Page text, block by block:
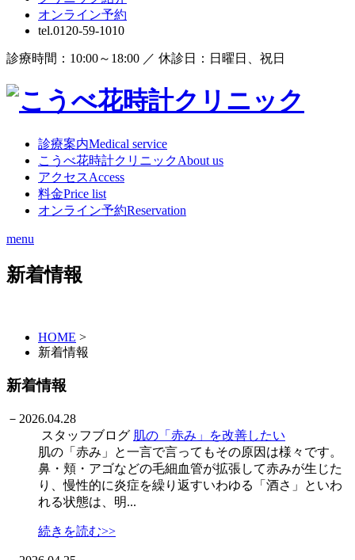
オンライン予約
tel.0120-59-1010
診療時間：10:00～18:00 ／ 休診日：日曜日、祝日
診療案内Medical service
こうべ花時計クリニックAbout us
アクセスAccess
料金Price list
オンライン予約Reservation
menu
新着情報
HOME >
新着情報
新着情報
－ 2026.04.28
スタッフブログ 肌の「赤み」を改善したい
肌の「赤み」と一言で言ってもその原因は様々です。
鼻・頬・アゴなどの毛細血管が拡張して赤みが生じた
り、慢性的に炎症を繰り返すいわゆる「酒さ」といわ
れる状態は、明...
続きを読む>>